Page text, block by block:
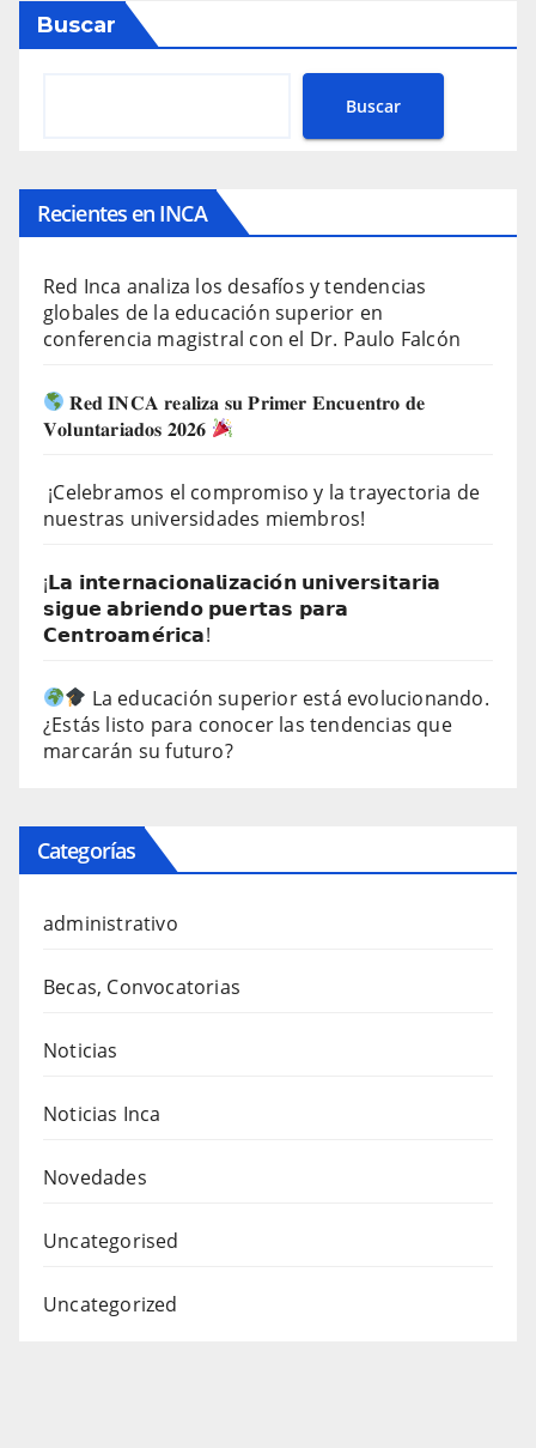
Buscar
Buscar
Recientes en INCA
Red Inca analiza los desafíos y tendencias
globales de la educación superior en
conferencia magistral con el Dr. Paulo Falcón
𝐑𝐞𝐝 𝐈𝐍𝐂𝐀 𝐫𝐞𝐚𝐥𝐢𝐳𝐚 𝐬𝐮 𝐏𝐫𝐢𝐦𝐞𝐫 𝐄𝐧𝐜𝐮𝐞𝐧𝐭𝐫𝐨 𝐝𝐞
𝐕𝐨𝐥𝐮𝐧𝐭𝐚𝐫𝐢𝐚𝐝𝐨𝐬 𝟐𝟎𝟐𝟔
¡Celebramos el compromiso y la trayectoria de
nuestras universidades miembros!
¡𝗟𝗮 𝗶𝗻𝘁𝗲𝗿𝗻𝗮𝗰𝗶𝗼𝗻𝗮𝗹𝗶𝘇𝗮𝗰𝗶𝗼́𝗻 𝘂𝗻𝗶𝘃𝗲𝗿𝘀𝗶𝘁𝗮𝗿𝗶𝗮
𝘀𝗶𝗴𝘂𝗲 𝗮𝗯𝗿𝗶𝗲𝗻𝗱𝗼 𝗽𝘂𝗲𝗿𝘁𝗮𝘀 𝗽𝗮𝗿𝗮
𝗖𝗲𝗻𝘁𝗿𝗼𝗮𝗺𝗲́𝗿𝗶𝗰𝗮!
La educación superior está evolucionando.
¿Estás listo para conocer las tendencias que
marcarán su futuro?
Categorías
administrativo
Becas, Convocatorias
Noticias
Noticias Inca
Novedades
Uncategorised
Uncategorized